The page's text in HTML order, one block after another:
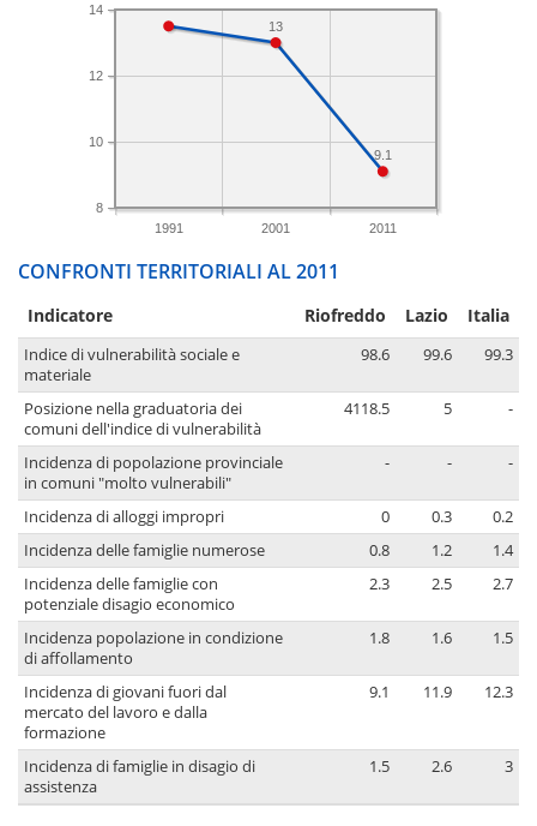
1991 2001 2011
8
10
12
14
9.1
13
CONFRONTI TERRITORIALI AL 2011
Indicatore Riofreddo Lazio Italia
Indice di vulnerabilità sociale e
materiale
98.6 99.6 99.3
Posizione nella graduatoria dei
comuni dell'indice di vulnerabilità
4118.5 5 -
Incidenza di popolazione provinciale
in comuni "molto vulnerabili"
- - -
Incidenza di alloggi impropri 0 0.3
0.2
Incidenza delle famiglie numerose
0.8 1.2
1.4
Incidenza delle famiglie con
potenziale disagio economico
2.3 2.5 2.7
Incidenza popolazione in condizione
di affollamento
1.8 1.6 1.5
Incidenza di giovani fuori dal
mercato del lavoro e dalla
formazione
9.1 11.9 12.3
Incidenza di famiglie in disagio di
assistenza
1.5 2.6 3